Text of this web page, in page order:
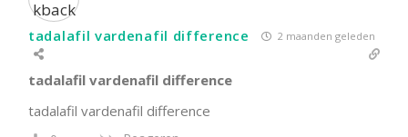
tadalafil vardenafil difference 2 maanden geleden
tadalafil vardenafil difference
tadalafil vardenafil difference